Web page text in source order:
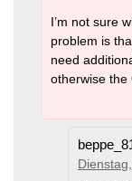
I’m not sure
problem is
need
otherwise the